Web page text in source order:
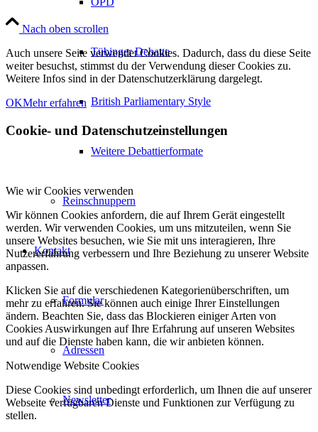
Tübinger Debatte
British Parliamentary Style
Weitere Debattierformate
Reinschnuppern
Kontakt
Formular
Adressen
Newsletter
Nach oben scrollen
Auch unsere Seite verwendet Cookies. Dadurch, dass du diese Seite
weiter besuchst, stimmst du der Verwendung dieser Cookies zu.
Weitere Infos sind in der Datenschutzerklärung dargelegt.
OKMehr erfahren
Cookie- und Datenschutzeinstellungen
Wie wir Cookies verwenden
Wir können Cookies anfordern, die auf Ihrem Gerät eingestellt
werden. Wir verwenden Cookies, um uns mitzuteilen, wenn Sie
unsere Websites besuchen, wie Sie mit uns interagieren, Ihre
Nutzererfahrung verbessern und Ihre Beziehung zu unserer Website
anpassen.
Klicken Sie auf die verschiedenen Kategorienüberschriften, um
mehr zu erfahren. Sie können auch einige Ihrer Einstellungen
ändern. Beachten Sie, dass das Blockieren einiger Arten von
Cookies Auswirkungen auf Ihre Erfahrung auf unseren Websites
und auf die Dienste haben kann, die wir anbieten können.
Notwendige Website Cookies
Diese Cookies sind unbedingt erforderlich, um Ihnen die auf unserer
Webseite verfügbaren Dienste und Funktionen zur Verfügung zu
stellen.